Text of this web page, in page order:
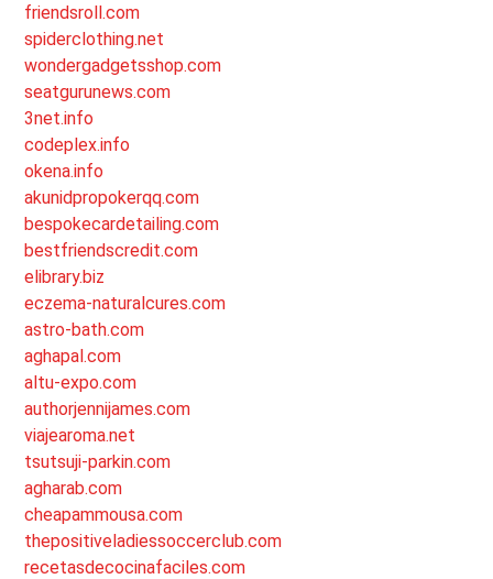
friendsroll.com
spiderclothing.net
wondergadgetsshop.com
seatgurunews.com
3net.info
codeplex.info
okena.info
akunidpropokerqq.com
bespokecardetailing.com
bestfriendscredit.com
elibrary.biz
eczema-naturalcures.com
astro-bath.com
aghapal.com
altu-expo.com
authorjennijames.com
viajearoma.net
tsutsuji-parkin.com
agharab.com
cheapammousa.com
thepositiveladiessoccerclub.com
recetasdecocinafaciles.com